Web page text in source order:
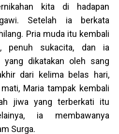
kita di hadapan
Setelah ia berkata
Pria muda itu kembali
penuh sukacita, dan ia
yang dikatakan oleh sang
dari kelima belas hari,
Maria tampak kembali
jiwa yang terberkati itu
ia membawanya
Surga.